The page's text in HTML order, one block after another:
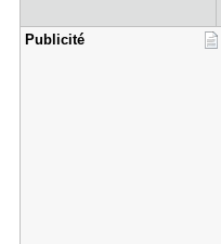
Publicité